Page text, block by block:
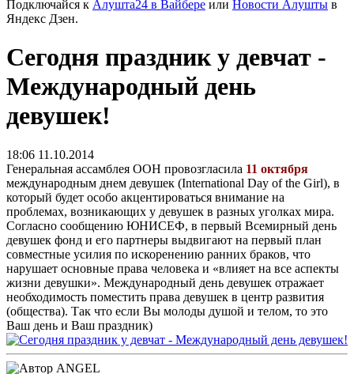
Подключайся к Алушта24 в Вайбере или Новости Алушты в
Яндекс Дзен.
Сегодня праздник у девчат -
Международный день
девушек!
18:06 11.10.2014
Генеральная ассамблея ООН провозгласила 11 октября
международным днем девушек (International Day of the Girl), в
который будет особо акцентироваться внимание на
проблемах, возникающих у девушек в разных уголках мира.
Согласно сообщению ЮНИСЕФ, в первый Всемирный день
девушек фонд и его партнеры выдвигают на первый план
совместные усилия по искоренению ранних браков, что
нарушает основные права человека и «влияет на все аспекты
жизни девушки». Международный день девушек отражает
необходимость поместить права девушек в центр развития
(общества). Так что если Вы молоды душой и телом, то это
Ваш день и Ваш праздник)